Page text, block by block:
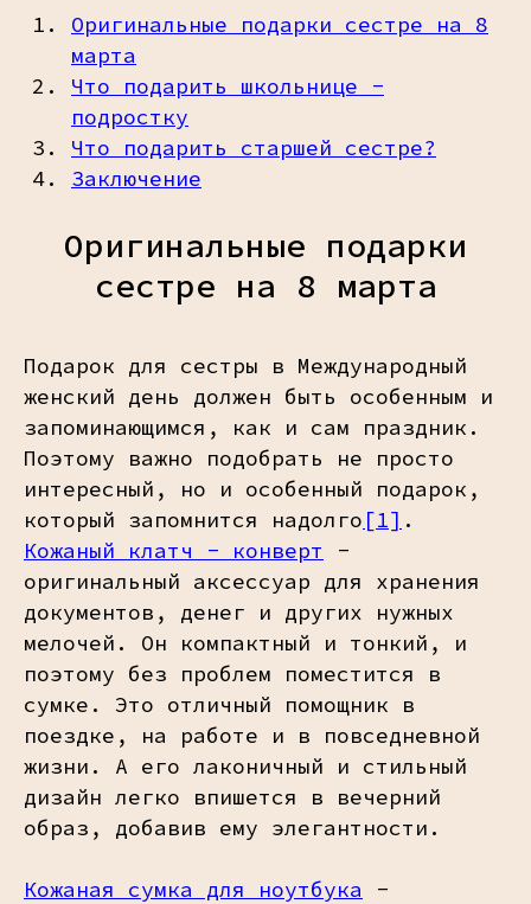
Оригинальные подарки сестре на 8
марта
Что подарить школьнице -
подростку
Что подарить старшей сестре?
Заключение
Оригинальные подарки
сестре на 8 марта
Подарок для сестры в Международный
женский день должен быть особенным и
запоминающимся, как и сам праздник.
Поэтому важно подобрать не просто
интересный, но и особенный подарок,
который запомнится надолго [1] .
Кожаный клатч - конверт -
оригинальный аксессуар для хранения
документов, денег и других нужных
мелочей. Он компактный и тонкий, и
поэтому без проблем поместится в
сумке. Это отличный помощник в
поездке, на работе и в повседневной
жизни. А его лаконичный и стильный
дизайн легко впишется в вечерний
образ, добавив ему элегантности.
Кожаная сумка для ноутбука -